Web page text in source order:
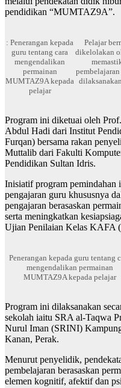
pendidikan “MUMTAZ9A”.
: Penerangan kepada
guru tentang cara
mengendalikan
permainan
MUMTAZ9A kepada
pelajar
Pelajar
dikelolakan
Program ini diketuai oleh
Abdul Hadi dari Institut
Furqan) bersama rakan
Muttalib dari Fakulti
Pendidikan Sultan Idris.
Inisiatif program pemindahan
pengajaran guru khususnya
pengajaran berasaskan
serta meningkatkan
Ujian Penilaian Kelas KAFA
Penerangan kepada guru tentang
mengendalikan permainan
MUMTAZ9A kepada pelajar
Program ini dilaksanakan
sekolah iaitu SRA al-Taqwa
Nurul Iman (SRINI)
Kanan, Perak.
Menurut penyelidik,
pembelajaran berasaskan
elemen kognitif, afektif dan